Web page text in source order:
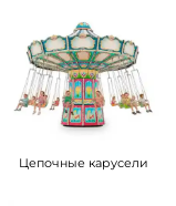
Цепочные карусели